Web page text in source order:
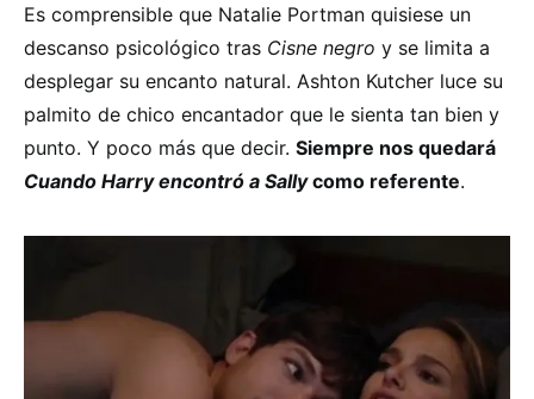
Es comprensible que Natalie Portman quisiese un
descanso psicológico tras Cisne negro y se limita a
desplegar su encanto natural. Ashton Kutcher luce su
palmito de chico encantador que le sienta tan bien y
punto. Y poco más que decir. Siempre nos quedará
Cuando Harry encontró a Sallycomo referente.